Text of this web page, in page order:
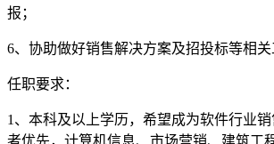
报；
6、协助做好销售解决方案及招投标等相关
任职要求：
1、本科及以上学历，希望成为软件行业
者优先，计算机信息、市场营销、建筑工